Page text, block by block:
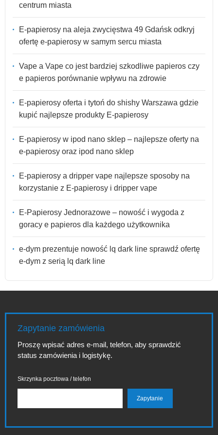
centrum miasta
E-papierosy na aleja zwycięstwa 49 Gdańsk odkryj
ofertę e-papierosy w samym sercu miasta
Vape a Vape co jest bardziej szkodliwe papieros czy
e papieros porównanie wpływu na zdrowie
E-papierosy oferta i tytoń do shishy Warszawa gdzie
kupić najlepsze produkty E-papierosy
E-papierosy w ipod nano sklep – najlepsze oferty na
e-papierosy oraz ipod nano sklep
E-papierosy a dripper vape najlepsze sposoby na
korzystanie z E-papierosy i dripper vape
E-Papierosy Jednorazowe – nowość i wygoda z
goracy e papieros dla każdego użytkownika
e-dym prezentuje nowość lq dark line sprawdź ofertę
e-dym z serią lq dark line
Zapytanie zamówienia
Proszę wpisać adres e-mail, telefon, aby sprawdzić
status zamówienia i logistykę.
Skrzynka pocztowa / telefon